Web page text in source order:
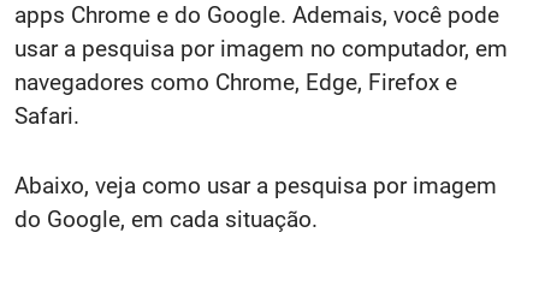
apps Chrome e do Google. Ademais, você pode
usar a pesquisa por imagem no computador, em
navegadores como Chrome, Edge, Firefox e
Safari.
Abaixo, veja como usar a pesquisa por imagem
do Google, em cada situação.